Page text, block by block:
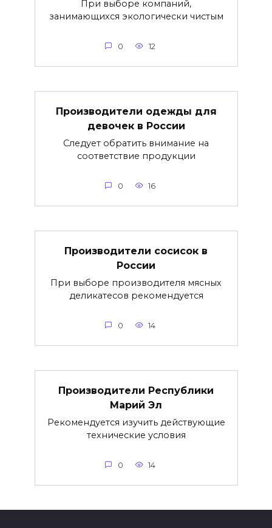
При выборе компаний,
занимающихся экологически чистым
0 12
Производители одежды для
девочек в России
Следует обратить внимание на
соответствие продукции
0 16
Производители сосисок в
России
При выборе производителя мясных
деликатесов рекомендуется
0 14
Производители Республики
Марий Эл
Рекомендуется изучить действующие
технические условия
0 14